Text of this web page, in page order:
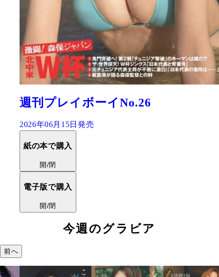
週刊プレイボーイNo.26
2026年06月15日発売
紙の本で購入
開/閉
電子版で購入
開/閉
今週のグラビア
前へ